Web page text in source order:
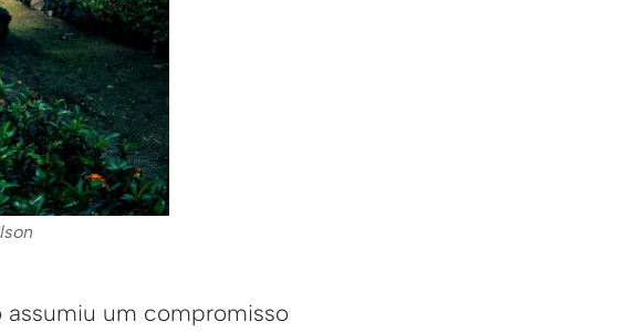
assumiu um compromisso